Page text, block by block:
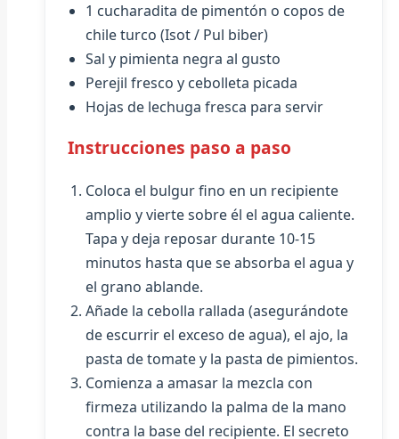
1 cucharadita de pimentón o copos de
chile turco (Isot / Pul biber)
Sal y pimienta negra al gusto
Perejil fresco y cebolleta picada
Hojas de lechuga fresca para servir
Instrucciones paso a paso
Coloca el bulgur fino en un recipiente
amplio y vierte sobre él el agua caliente.
Tapa y deja reposar durante 10-15
minutos hasta que se absorba el agua y
el grano ablande.
Añade la cebolla rallada (asegurándote
de escurrir el exceso de agua), el ajo, la
pasta de tomate y la pasta de pimientos.
Comienza a amasar la mezcla con
firmeza utilizando la palma de la mano
contra la base del recipiente. El secreto